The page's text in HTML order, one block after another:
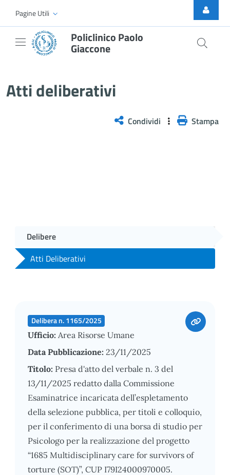
Skip to Main Content
Pagine Utili
Policlinico Paolo
Giaccone
Atti deliberativi
Condividi Stampa
Delibere
Atti Deliberativi
Delibera n. 1165/2025
Ufficio: Area Risorse Umane
Data Pubblicazione: 23/11/2025
Titolo: Presa d'atto del verbale n. 3 del
13/11/2025 redatto dalla Commissione
Esaminatrice incaricata dell’espletamento
della selezione pubblica, per titoli e colloquio,
per il conferimento di una borsa di studio per
Psicologo per la realizzazione del progetto
“1685 Multidisciplinary care for survivors of
torture (SOT)”, CUP I79I24000970005.